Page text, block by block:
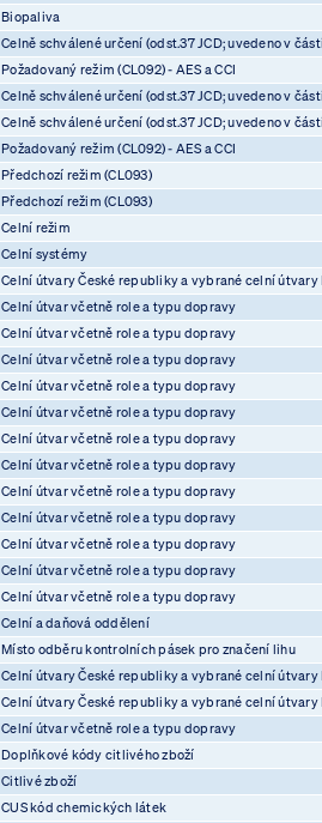
Biopaliva
Celně schválené určení (odst.37 JCD; uvedeno v
Požadovaný režim (CL092) - AES a CCI
Celně schválené určení (odst.37 JCD; uvedeno v
Celně schválené určení (odst.37 JCD; uvedeno v
Požadovaný režim (CL092) - AES a CCI
Předchozí režim (CL093)
Předchozí režim (CL093)
Celní režim
Celní systémy
Celní útvary České republiky a vybrané celní útvary
Celní útvar včetně role a typu dopravy
Celní útvar včetně role a typu dopravy
Celní útvar včetně role a typu dopravy
Celní útvar včetně role a typu dopravy
Celní útvar včetně role a typu dopravy
Celní útvar včetně role a typu dopravy
Celní útvar včetně role a typu dopravy
Celní útvar včetně role a typu dopravy
Celní útvar včetně role a typu dopravy
Celní útvar včetně role a typu dopravy
Celní útvar včetně role a typu dopravy
Celní útvar včetně role a typu dopravy
Celní a daňová oddělení
Místo odběru kontrolních pásek pro značení lihu
Celní útvary České republiky a vybrané celní útvary
Celní útvary České republiky a vybrané celní útvary
Celní útvar včetně role a typu dopravy
Doplňkové kódy citlivého zboží
Citlivé zboží
CUS kód chemických látek